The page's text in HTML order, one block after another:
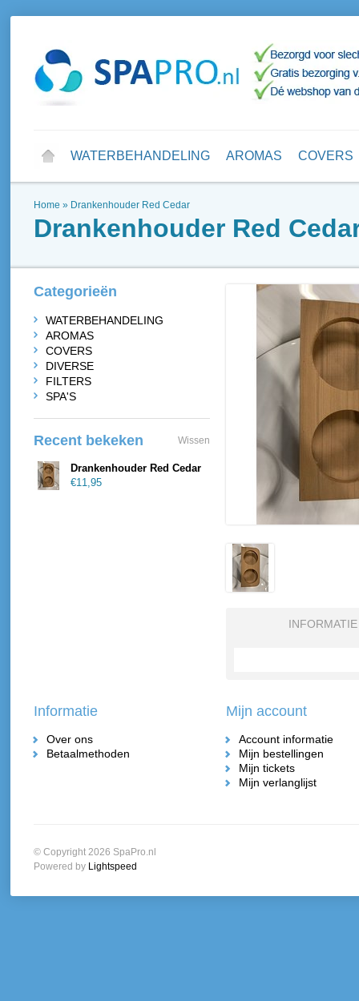
WATERBEHANDELING AROMAS COVERS
Home » Drankenhouder Red Cedar
Drankenhouder Red
INFORMATIE
Categorieën
WATERBEHANDELING
AROMAS
COVERS
DIVERSE
FILTERS
SPA'S
Recent bekeken Wissen
Drankenhouder Red Cedar
€11,95
Informatie
Over ons
Betaalmethoden
Mijn account
Account informatie
Mijn bestellingen
Mijn tickets
Mijn verlanglijst
© Copyright 2026 SpaPro.nl
Powered by Lightspeed